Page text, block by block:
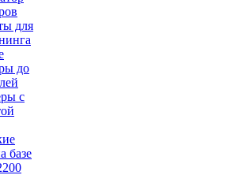
для
до
с
базе